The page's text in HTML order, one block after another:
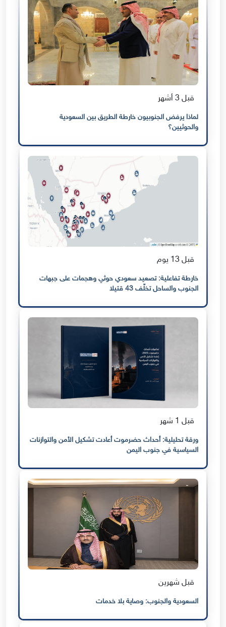
قبل 3 أشهر
لماذا يرفض الجنوبيون خارطة الطريق بين السعودية
والحوثيين؟
قبل 13 يوم
خارطة تفاعلية: تصعيد سعودي حوثي وهجمات على جبهات
الجنوب والساحل تخلّف 43 قتيلا
قبل 1 شهر
ورقة تحليلية: أحداث حضرموت أعادت تشكيل الأمن والتوازنات
السياسية في جنوب اليمن
قبل شهرين
السعودية والجنوب: وصاية بلا خدمات